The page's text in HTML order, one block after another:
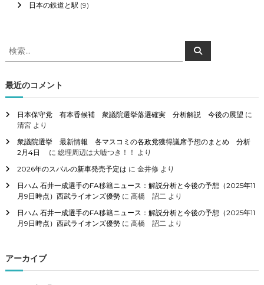
日本の鉄道と駅 (9)
検
索
象
:
検
索
最近のコメント
日本保守党 有本香候補 衆議院選挙落選確実 分析解説 今後の展望 に
清宮より
衆議院選挙 最新情報 各マスコミの各政党獲得議席予想のまとめ 分析
2月4日
に 総理周辺は大嘘つき！！ より
2026年のスバルの新車発売予定は に 金井修より
日ハム 石井一成選手のFA移籍ニュース：解説分析と今後の予想（2025年11
月9日時点）西武ライオンズ優勢に 高橋 詔二より
日ハム 石井一成選手のFA移籍ニュース：解説分析と今後の予想（2025年11
月9日時点）西武ライオンズ優勢に 高橋 詔二より
アーカイブ